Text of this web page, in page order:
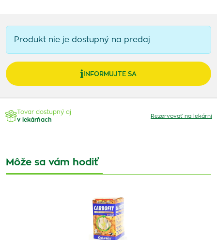
Produkt nie je dostupný na predaj
INFORMUJTE SA
Tovar dostupný aj
v lekárňach
Rezervovať na lekárni
Môže sa vám hodiť